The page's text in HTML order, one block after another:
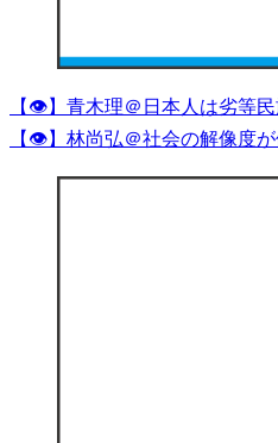
【👁】青木理＠日本人は劣等
【👁】林尚弘＠社会の解像度